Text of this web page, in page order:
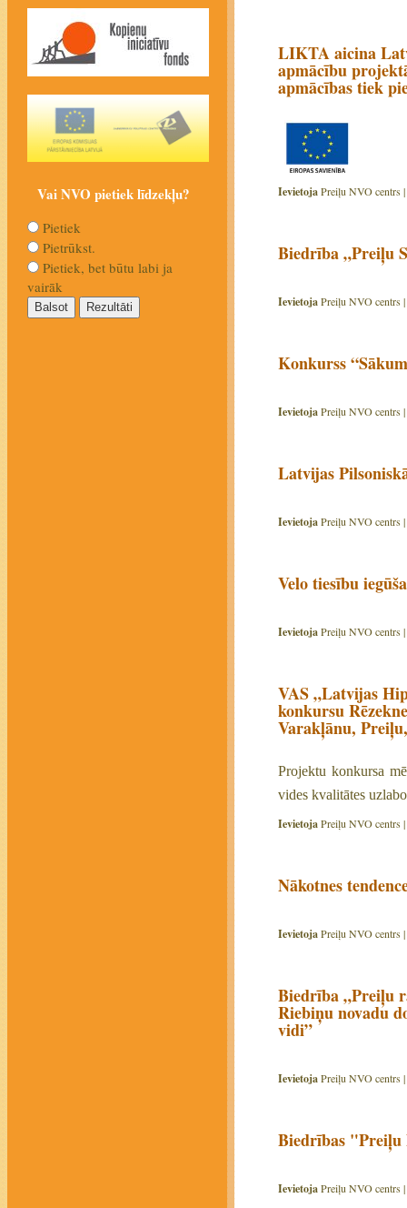
LIKTA aicina
apmācību
apmācības tiek
IevietojaPreiļu NVO centrs |
Biedrība „Preiļu
IevietojaPreiļu NVO centrs |
Konkurss
IevietojaPreiļu NVO centrs |
Latvijas
IevietojaPreiļu NVO centrs |
Velo tiesību
IevietojaPreiļu NVO centrs |
VAS „Latvijas
konkursu
Varakļānu,
Projektu konkursa
vides kvalitātes
IevietojaPreiļu NVO centrs |
Nākotnes
IevietojaPreiļu NVO centrs |
Biedrība „Preiļu
Riebiņu novadu
vidi”
IevietojaPreiļu NVO centrs |
Biedrības "Preiļu
IevietojaPreiļu NVO centrs |
Vai NVO pietiek līdzekļu?
Pietiek
Pietrūkst.
Pietiek, bet būtu labi ja
vairāk